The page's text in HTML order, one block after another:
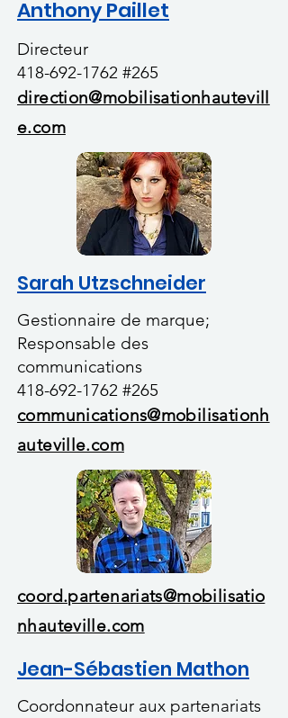
Anthony Paillet
Directeur
418-692-1762 #265
direction@mobilisationhautevill
e.com
Sarah Utzschneider
Gestionnaire de marque;
Responsable des
communications
418-692-1762 #265
communications@mobilisationh
auteville.com
coord.partenariats@mobilisatio
nhauteville.com
Jean-Sébastien Mathon
Coordonnateur aux partenariats